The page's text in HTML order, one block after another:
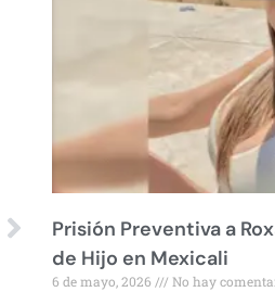
Prisión Preventiva a
de Hijo en Mexicali
6 de mayo, 2026 No hay